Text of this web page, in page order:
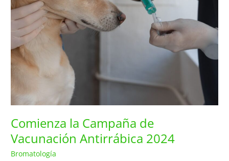
Comienza la Campaña de
Vacunación Antirrábica 2024
Bromatología
Antirrábica
2024